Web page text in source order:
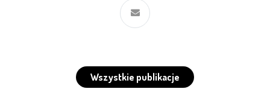
Wszystkie publikacje